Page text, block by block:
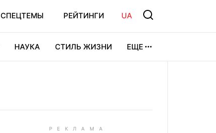
СПЕЦТЕМЫ РЕЙТИНГИ UA
НАУКА СТИЛЬ ЖИЗНИ ЕЩЕ